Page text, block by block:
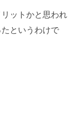
ットかと思われ
というわけで